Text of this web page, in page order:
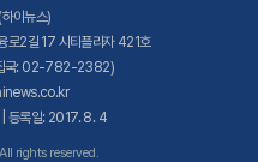
이뉴스)
로2길 17 시티플라자 421호
국: 02-782-2382)
등록일: 2017. 8. 4
rights reserved.